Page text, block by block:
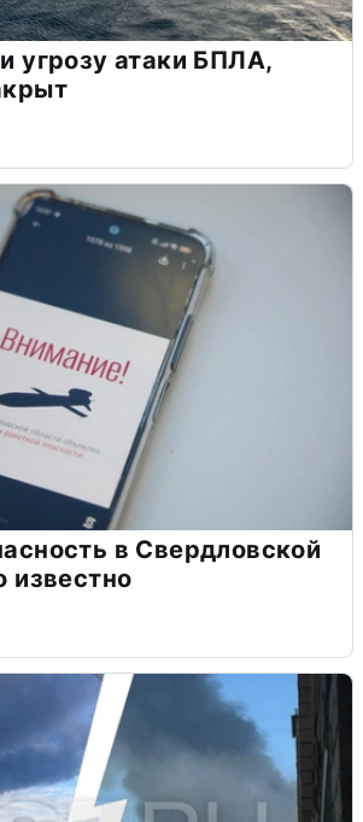
угрозу атаки БПЛА,
в Свердловской
известно